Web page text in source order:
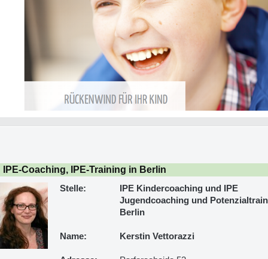
IPE-Coaching, IPE-Training in Berlin
Stelle:
IPE Kindercoaching und IPE
Jugendcoaching und
Berlin
Name: Kerstin Vettorazzi